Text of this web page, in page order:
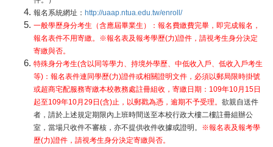
報名系統網址： http://uaap.ntua.edu.tw/enroll/
一般學歷身分考生（含應屆畢業生）：報名費繳費完畢，即完成報名，
報名表件不用寄繳。※報名表及報考學歷(力)證件，請視考生身分決定
寄繳與否。
特殊身分考生(含以同等學力、 持境外學歷、中低收入戶、低收入戶考生
等)：報名表件連同學歷(力)證件或相關證明文件，必須以郵局限時掛號
或超商宅配服務寄繳本校教務處註冊組收，寄繳日期：109年10月15日
起至109年10月29日(含)止，以郵戳為憑，逾期不予受理。 欲親自送件
者，請於上述規定期限內上班時間送至本校行政大樓二樓註冊組辦公
室，當場只收件不審核，亦不提供收件收據或證明。 ※報名表及報考學
歷(力)證件，請視考生身分決定寄繳與否。